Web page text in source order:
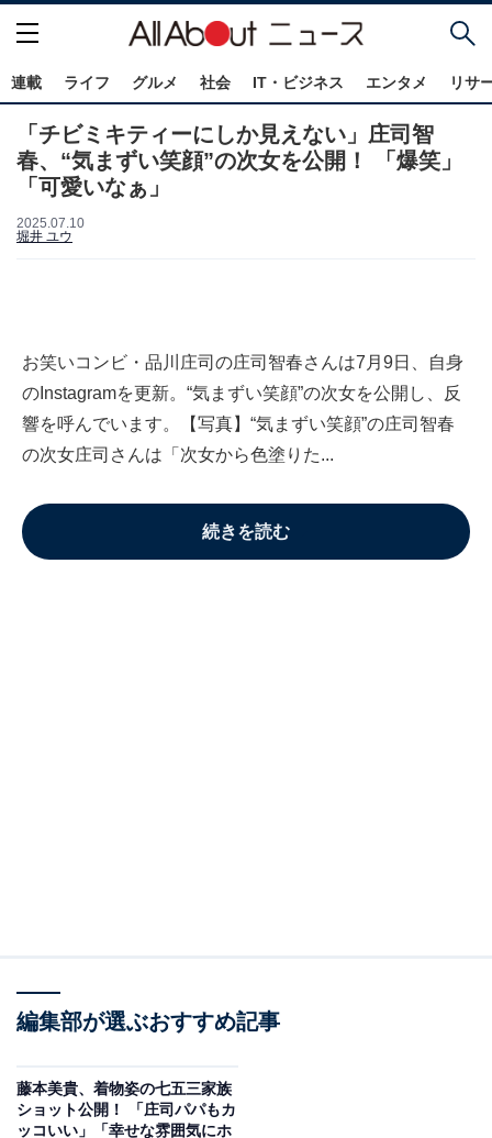
連載 ライフ グルメ 社会 IT・ビジネス エンタメ リサ
「チビミキティーにしか見えない」庄司智
春、“気まずい笑顔”の次女を公開！ 「爆笑」
「可愛いなぁ」
2025.07.10
堀井 ユウ
お笑いコンビ・品川庄司の庄司智春さんは7月9日、自身
のInstagramを更新。“気まずい笑顔”の次女を公開し、反
響を呼んでいます。【写真】“気まずい笑顔”の庄司智春
の次女庄司さんは「次女から色塗りた...
続きを読む
編集部が選ぶおすすめ記事
藤本美貴、着物姿の七五三家族
ショット公開！ 「庄司パパもカ
ッコいい」「幸せな雰囲気にホ